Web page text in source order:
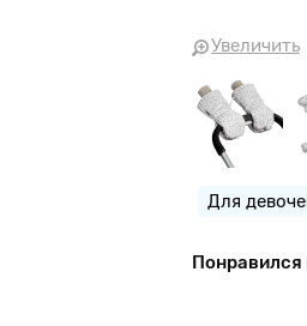
Увеличить
Для
Понравился